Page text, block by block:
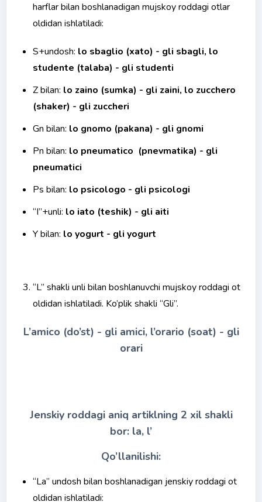
harflar bilan boshlanadigan mujskoy roddagi otlar
oldidan ishlatiladi:
S+undosh: lo sbaglio (xato) - gli sbagli, lo
studente (talaba) - gli studenti
Z bilan: lo zaino (sumka) - gli zaini, lo zucchero
(shaker) - gli zuccheri
Gn bilan: lo gnomo (pakana) - gli gnomi
Pn bilan: lo pneumatico (pnevmatika) - gli
pneumatici
Ps bilan: lo psicologo - gli psicologi
“I”+unli: lo iato (teshik) - gli aiti
Y bilan: lo yogurt - gli yogurt
“L” shakli unli bilan boshlanuvchi mujskoy roddagi ot
oldidan ishlatiladi. Ko’plik shakli “Gli”.
L’amico (do’st) - gli amici, l’orario (soat) - gli
orari
Jenskiy roddagi aniq artiklning 2 xil shakli
bor: la, l’
Qo’llanilishi:
“La” undosh bilan boshlanadigan jenskiy roddagi ot
oldidan ishlatiladi: